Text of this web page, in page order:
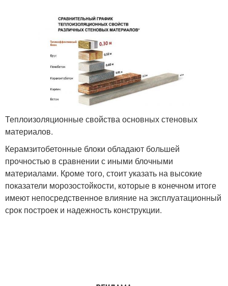
Теплоизоляционные свойства основных стеновых
материалов.
Керамзитобетонные блоки обладают большей
прочностью в сравнении с иными блочными
материалами. Кроме того, стоит указать на высокие
показатели морозостойкости, которые в конечном итоге
имеют непосредственное влияние на эксплуатационный
срок построек и надежность конструкции.